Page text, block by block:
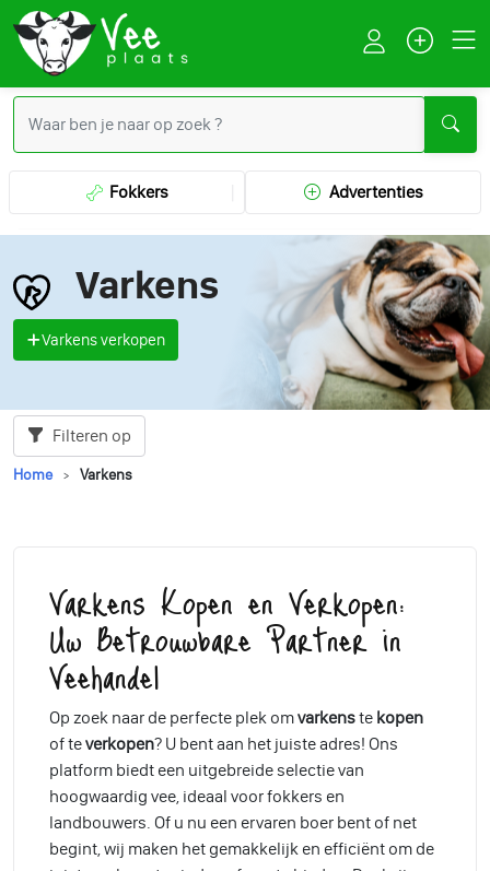
Fokkers Advertenties
Varkens
Varkens verkopen
Filteren op
Home Varkens
Varkens Kopen en Verkopen:
Uw Betrouwbare Partner in
Veehandel
Op zoek naar de perfecte plek omvarkenste kopen
of teverkopen? U bent aan het juiste adres! Ons
platform biedt een uitgebreide selectie van
hoogwaardig vee, ideaal voor fokkers en
landbouwers. Of u nu een ervaren boer bent of net
begint, wij maken het gemakkelijk en efficiënt om de